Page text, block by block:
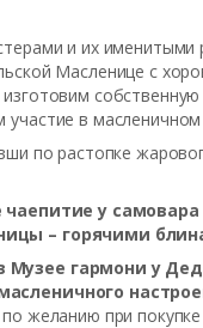
и их именитыми
Масленице с
собственную
в масленичном
по растопке
чаепитие у
– горячими
гармони у
желанию при покупке